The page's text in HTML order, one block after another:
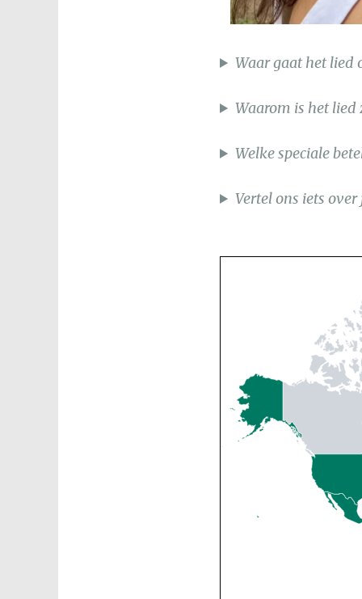
Waar gaat het lied
Waarom is het lied
Welke speciale
Vertel ons iets